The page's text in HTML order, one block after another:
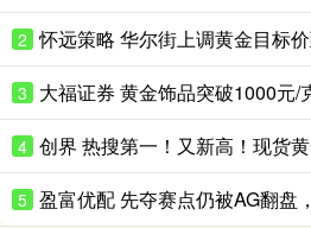
2
3
4 创界 热搜第一！又新高！现货
5